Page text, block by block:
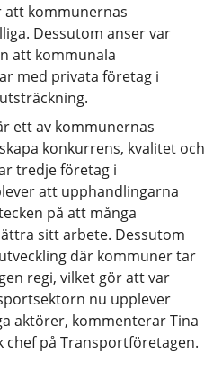
kommunernas
Dessutom anser var
att kommunala
med privata företag i
ett av kommunernas
konkurrens, kvalitet och
tredje företag i
att upphandlingarna
på att många
sitt arbete. Dessutom
där kommuner tar
regi, vilket gör att var
nu upplever
aktörer, kommenterar Tina
chef på Transportföretagen.